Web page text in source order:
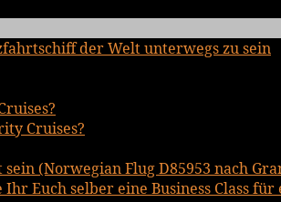
der Welt unterwegs zu sein
Cruises?
(Norwegian Flug D85953 nach
Euch selber eine Business Class